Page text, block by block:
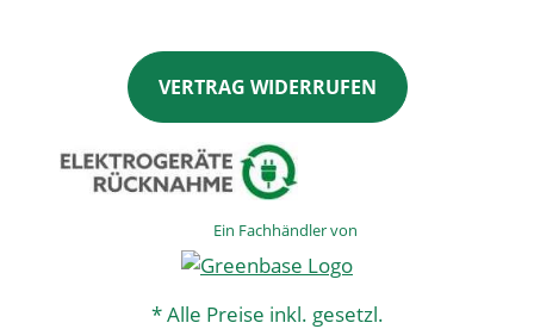
VERTRAG WIDERRUFEN
Ein Fachhändler von
* Alle Preise inkl. gesetzl.